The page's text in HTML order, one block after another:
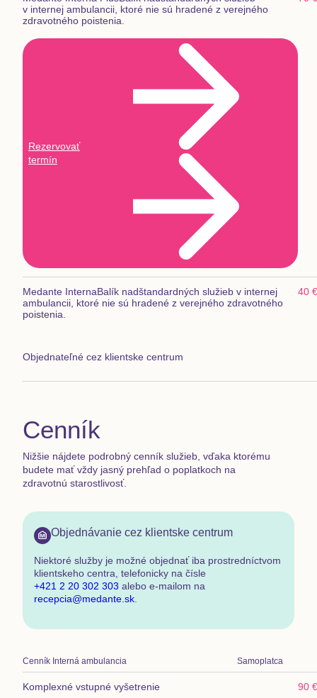
v internej ambulancii, ktoré nie sú hradené z verejného
zdravotného poistenia.
Rezervovať
termín
Medante InternaBalík nadštandardných služieb v internej
ambulancii, ktoré nie sú hradené z verejného zdravotného
poistenia.
Objednateľné cez klientske centrum
40 €
Cenník
Nižšie nájdete podrobný cenník služieb, vďaka ktorému
budete mať vždy jasný prehľad o poplatkoch na
zdravotnú starostlivosť.
Objednávanie cez klientske centrum
Niektoré služby je možné objednať iba prostredníctvom
klientskeho centra telefonicky na čísle
+421 2 20 302 303 alebo e-mailom na
recepcia@medante.sk
Cenník Interná ambulancia Samoplatca
Komplexné vstupné vyšetrenie 90 €